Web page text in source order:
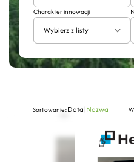
Charakter innowacji
Wybierz z listy
Sortowanie:Data|Nazwa